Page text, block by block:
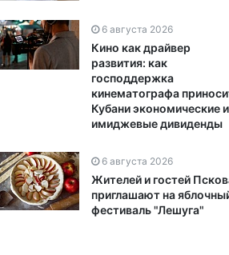
6 августа 2026
Кино как драйвер
развития: как
господдержка
кинематографа
Кубани экономические и
имиджевые дивиденды
6 августа 2026
Жителей и гостей
приглашают на
фестиваль "Лешуга"